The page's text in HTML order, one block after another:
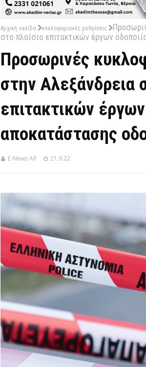
Αρχική σελίδα κυκλοφοριακές ρυθμίσεις
στο πλαίσιο επιτακτικών έργων
Προσωρινές
στην Αλεξάνδρεια
επιτακτικών
αποκατάστασης
E-News All 21.9.22